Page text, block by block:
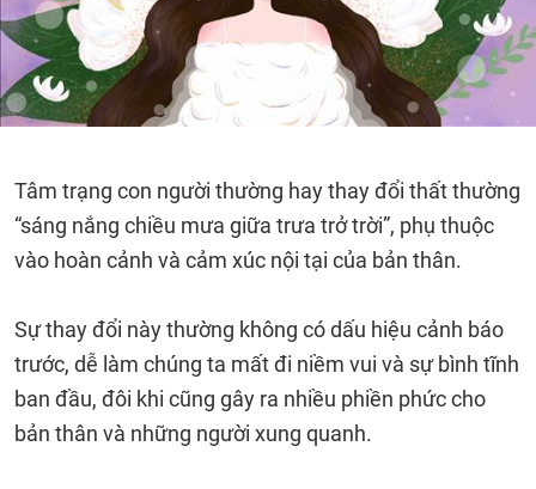
Tâm trạng con người thường hay thay đổi thất thường
“sáng nắng chiều mưa giữa trưa trở trời”, phụ thuộc
vào hoàn cảnh và cảm xúc nội tại của bản thân.
Sự thay đổi này thường không có dấu hiệu cảnh báo
trước, dễ làm chúng ta mất đi niềm vui và sự bình tĩnh
ban đầu, đôi khi cũng gây ra nhiều phiền phức cho
bản thân và những người xung quanh.